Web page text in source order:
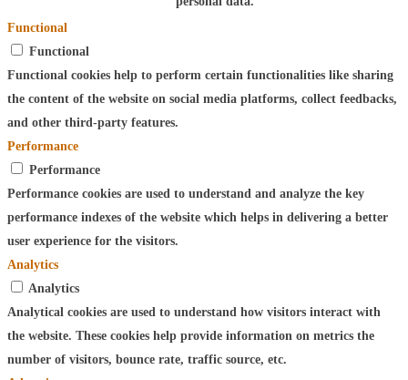
Functional
Functional
Functional cookies help to perform certain functionalities like sharing
the content of the website on social media platforms, collect feedbacks,
and other third-party features.
Performance
Performance
Performance cookies are used to understand and analyze the key
performance indexes of the website which helps in delivering a better
user experience for the visitors.
Analytics
Analytics
Analytical cookies are used to understand how visitors interact with
the website. These cookies help provide information on metrics the
number of visitors, bounce rate, traffic source, etc.